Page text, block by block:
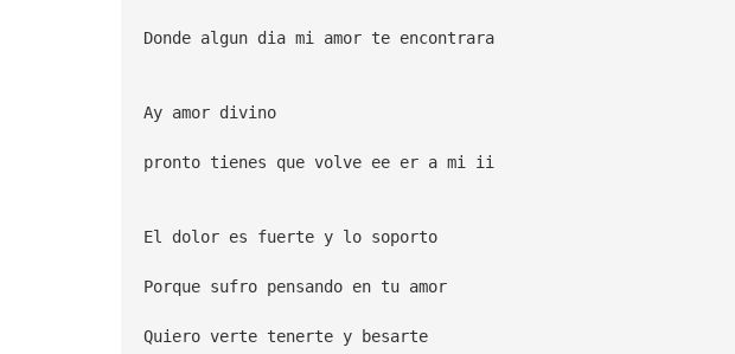
Donde algun dia mi amor te encontrara
Ay amor divino
pronto tienes que volve ee er a mi ii
El dolor es fuerte y lo soporto
Porque sufro pensando en tu amor
Quiero verte tenerte y besarte